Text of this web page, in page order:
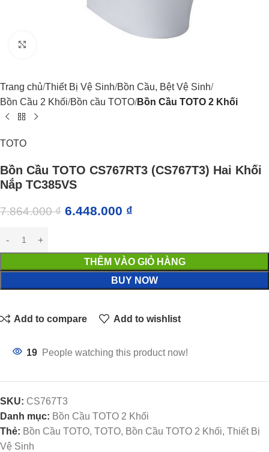
Trang chủ Thiết Bị Vệ Sinh Bồn Cầu, Bệt Vệ Sinh
Bồn Cầu 2 Khối Bồn cầu TOTO Bồn Cầu TOTO 2 Khối
TOTO
Bồn Cầu TOTO CS767RT3 (CS767T3) Hai Khối
Nắp TC385VS
7.864.000₫ 6.448.000 ₫
THÊM VÀO GIỎ HÀNG
BUY NOW
Add to compare Add to wishlist
19 People watching this product now!
SKU: CS767T3
Danh mục: Bồn Cầu TOTO 2 Khối
Thẻ: Bồn Cầu TOTO, TOTO, Bồn Cầu TOTO 2 Khối, Thiết Bị
Vệ Sinh